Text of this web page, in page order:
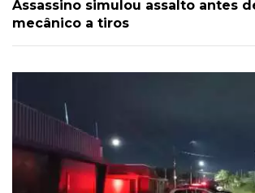
Assassino simulou assalto antes
mecânico a tiros